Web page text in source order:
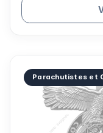
Parachutistes et